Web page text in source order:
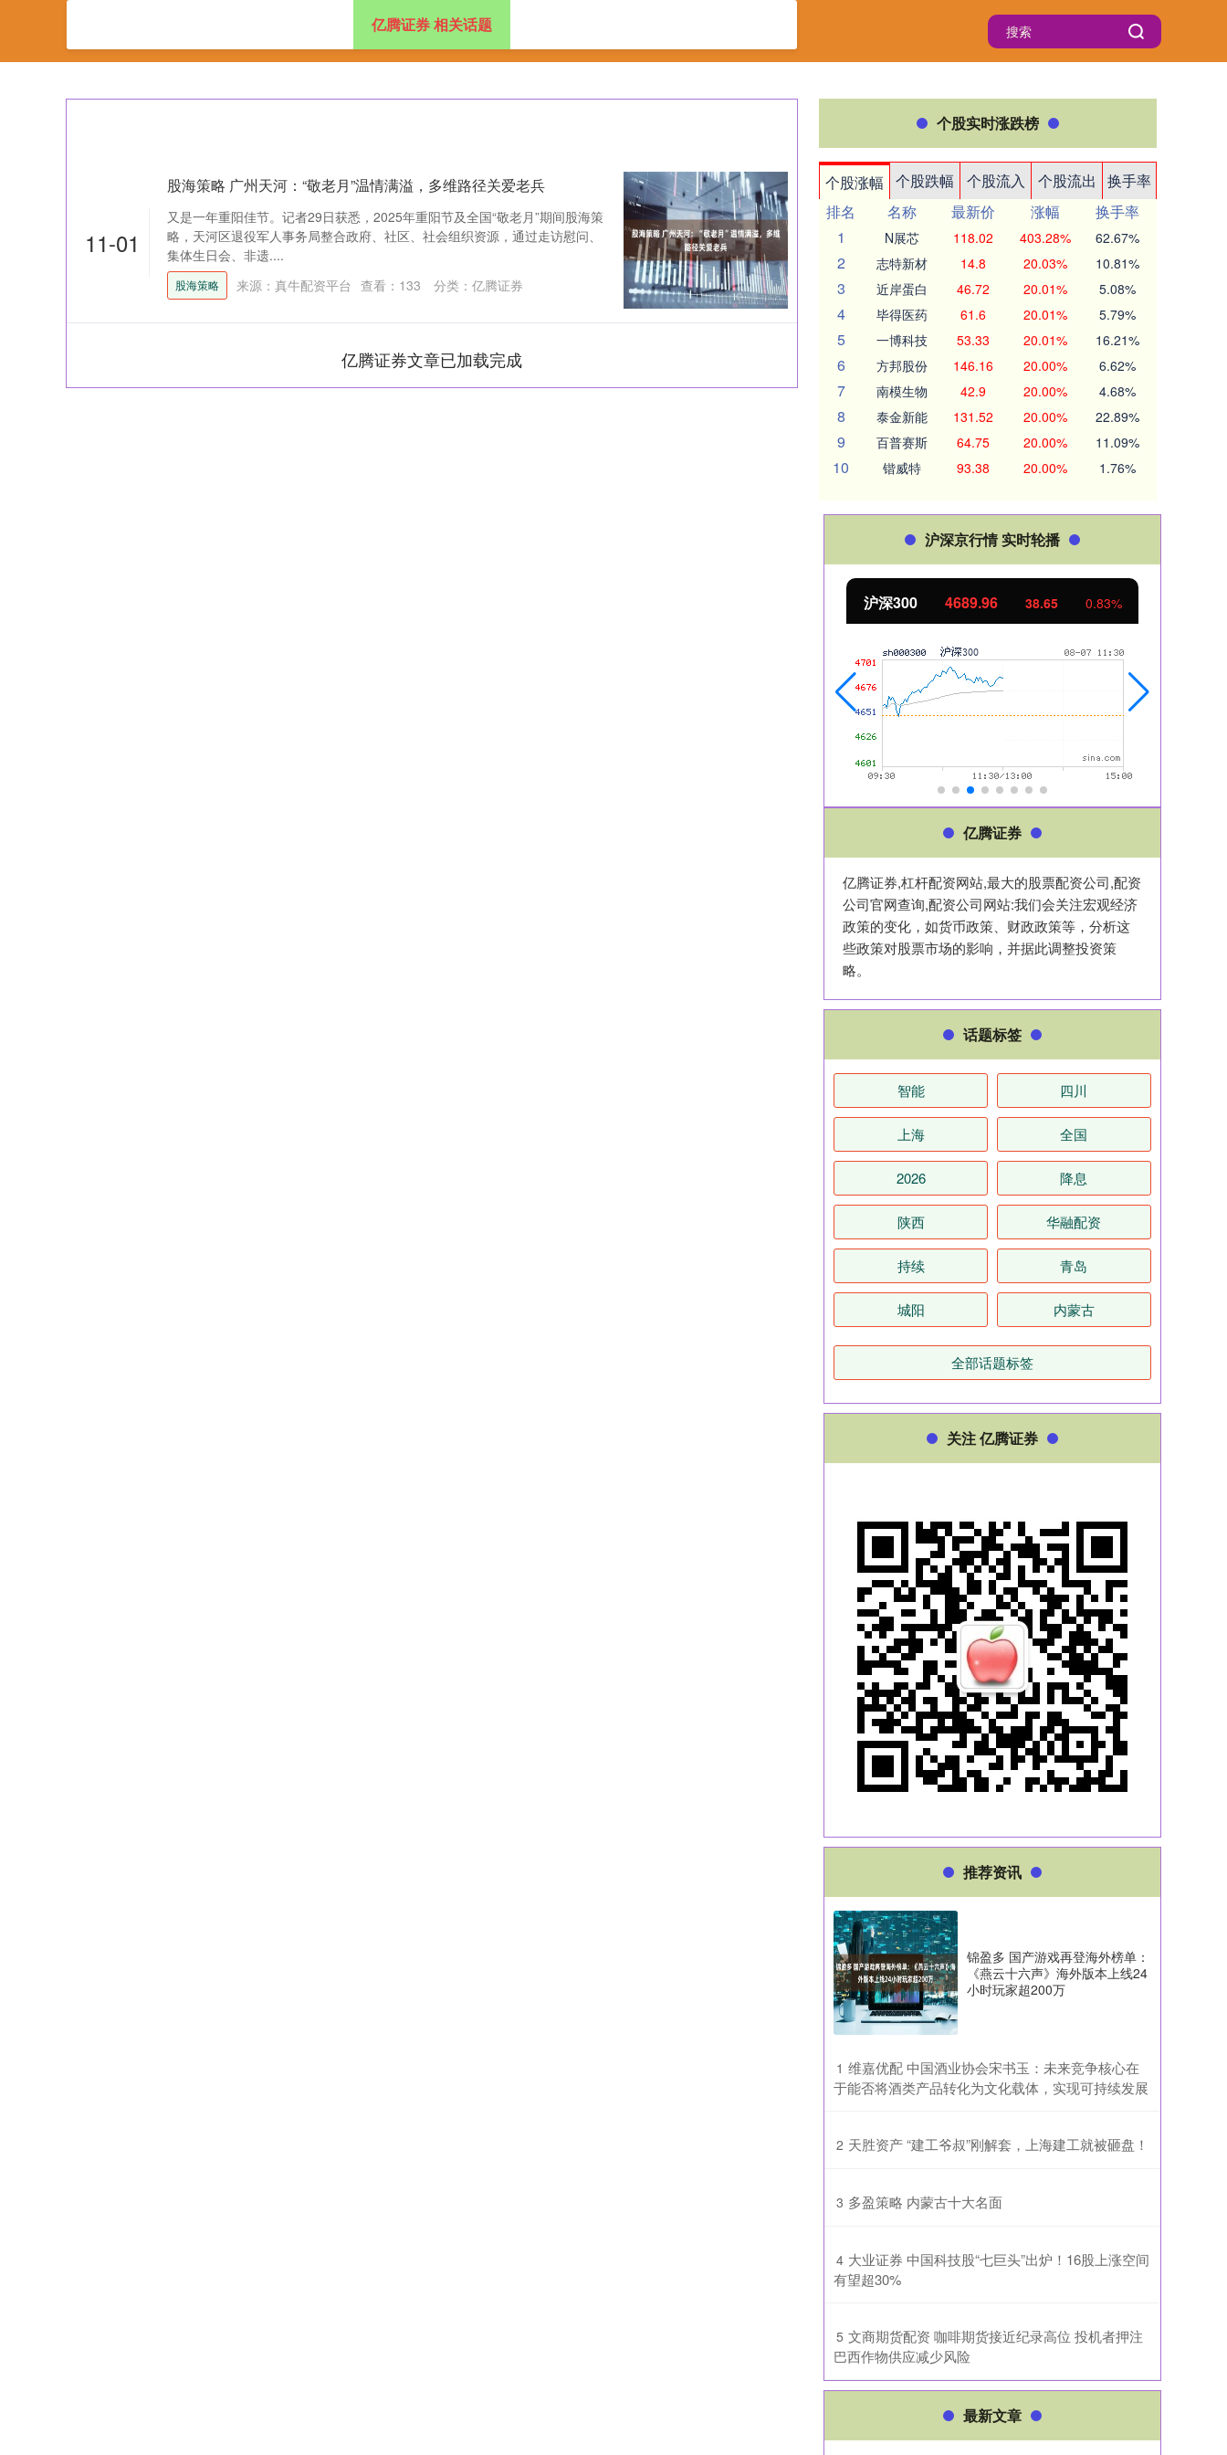
亿腾证券 杠杆配资网站
亿腾证券 相关话题
11-01
股海策略 广州天河：“敬老月”温情满溢，多维路径关爱老兵
又是一年重阳佳节。记者29日获悉，2025年重阳节及全国“敬老月”期间股海策
略，天河区退役军人事务局整合政府、社区、社会组织资源，通过走访慰问、
集体生日会、非遗....
股海策略 来源：真牛配资平台 查看： 133 分类： 亿腾证券
亿腾证券文章已加载完成
个股实时涨跌榜
个股涨幅 个股跌幅 个股流入 个股流出
换手率
排名
名称 最新价 涨幅
换手率
1
N展芯 118.02 403.28% 62.67%
2 志特新材 14.8 20.03% 10.81%
3 近岸蛋白 46.72 20.01% 5.08%
4 毕得医药 61.6 20.01% 5.79%
5 一博科技 53.33 20.01% 16.21%
6 方邦股份 146.16 20.00% 6.62%
7 南模生物 42.9 20.00% 4.68%
8 泰金新能 131.52 20.00% 22.89%
9 百普赛斯 64.75 20.00% 11.09%
10 锴威特 93.38 20.00% 1.76%
沪深京行情 实时轮播
沪深300 4689.96 38.65 0.83%
亿腾证券
亿腾证券,杠杆配资网站,最大的股票配资公司,配资
公司官网查询,配资公司网站:我们会关注宏观经济
政策的变化，如货币政策、财政政策等，分析这
些政策对股票市场的影响，并据此调整投资策
略。
话题标签
智能 四川
上海 全国
2026 降息
陕西 华融配资
持续 青岛
城阳 内蒙古
全部话题标签
关注 亿腾证券
推荐资讯
锦盈多 国产游戏再登海外榜单：
《燕云十六声》海外版本上线24
小时玩家超200万
1 ​维嘉优配 中国酒业协会宋书玉：未来竞争核心在
于能否将酒类产品转化为文化载体，实现可持续发展
2 ​天胜资产 “建工爷叔”刚解套，上海建工就被砸盘！
3 ​多盈策略 内蒙古十大名面
4 ​大业证券 中国科技股“七巨头”出炉！16股上涨空间
有望超30%
5 ​文商期货配资 咖啡期货接近纪录高位 投机者押注
巴西作物供应减少风险
最新文章